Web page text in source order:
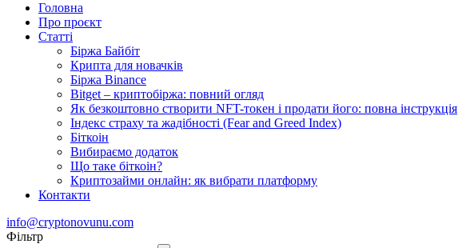
Головна
Про проєкт
Статті
Біржа Байбіт
Крипта для новачків
Біржа Binance
Bitget – криптобіржа: повний огляд
Як безкоштовно створити NFT-токен і продати його: повна інструкція
Індекс страху та жадібності (Fear and Greed Index)
Біткоін
Вибираємо додаток
Що таке біткоін?
Криптозайми онлайн: як вибрати платформу
Контакти
info@cryptonovunu.com
Фiльтр